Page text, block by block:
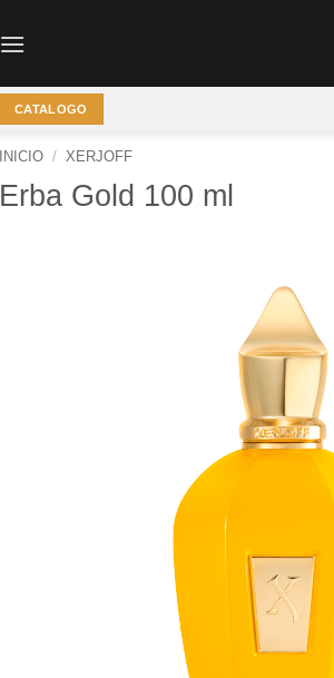
CATALOGO
INICIO / XERJOFF
Erba Gold 100 ml